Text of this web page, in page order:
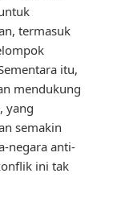
termasuk
itu,
mendukung
yang
semakin
negara anti-
ini tak